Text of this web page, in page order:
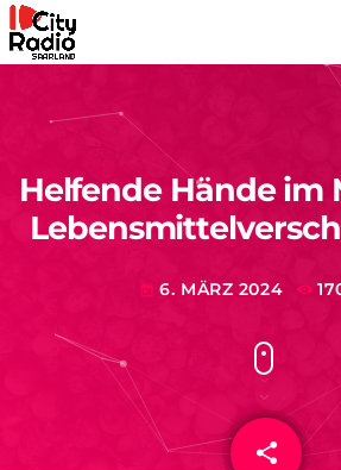
Helfende Hände im
today 6. MÄRZ 2024
share
email